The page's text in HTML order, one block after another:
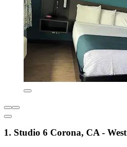
1. Studio 6 Corona, CA - West